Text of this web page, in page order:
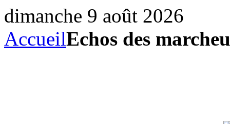
dimanche 9 août 2026
AccueilEchos des